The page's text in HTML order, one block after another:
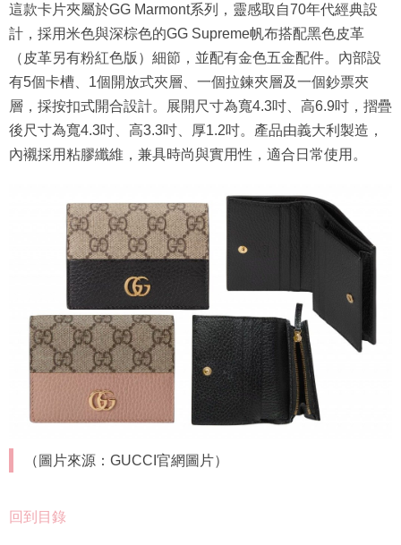
這款卡片夾屬於GG Marmont系列，靈感取自70年代經典設
計，採用米色與深棕色的GG Supreme帆布搭配黑色皮革
（皮革另有粉紅色版）細節，並配有金色五金配件。內部設
有5個卡槽、1個開放式夾層、一個拉鍊夾層及一個鈔票夾
層，採按扣式開合設計。展開尺寸為寬4.3吋、高6.9吋，摺疊
後尺寸為寬4.3吋、高3.3吋、厚1.2吋。產品由義大利製造，
內襯採用粘膠纖維，兼具時尚與實用性，適合日常使用。
（圖片來源：GUCCI官網圖片）
回到目錄